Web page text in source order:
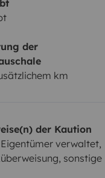
der
km
der Kaution
verwaltet,
sonstige